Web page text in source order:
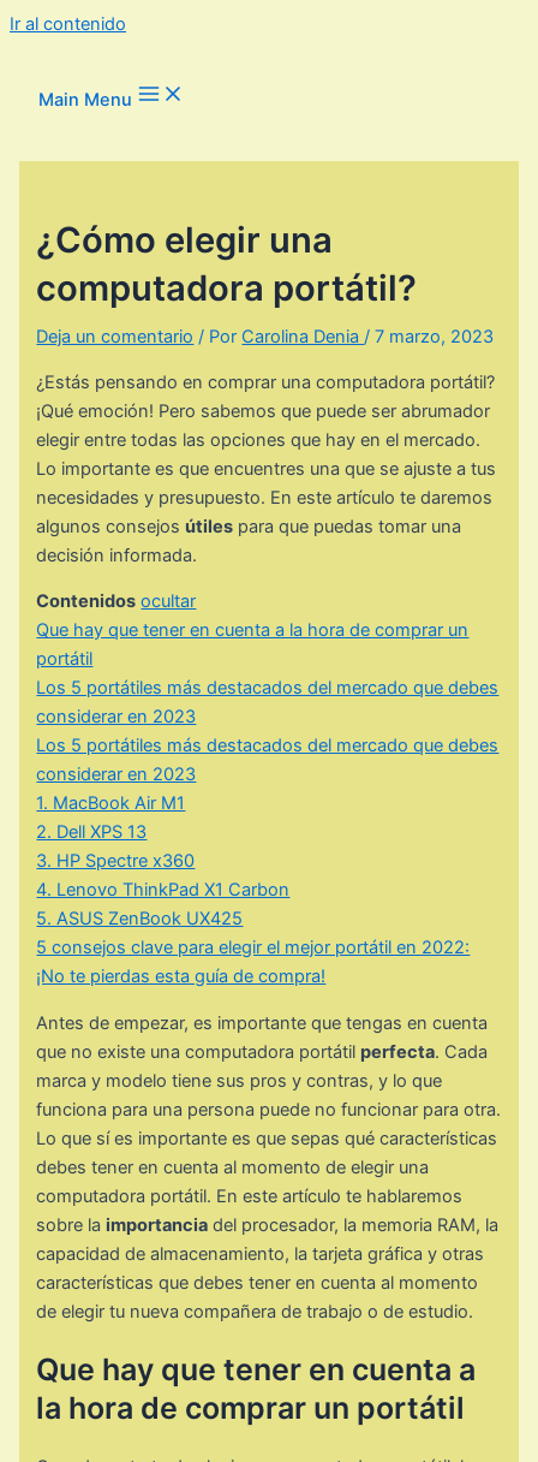
Ir al contenido
Main Menu
¿Cómo elegir una
computadora portátil?
Deja un comentario / Por Carolina Denia/7 marzo, 2023
¿Estás pensando en comprar una computadora portátil?
¡Qué emoción! Pero sabemos que puede ser abrumador
elegir entre todas las opciones que hay en el mercado.
Lo importante es que encuentres una que se ajuste a tus
necesidades y presupuesto. En este artículo te daremos
algunos consejos útiles para que puedas tomar una
decisión informada.
Contenidos ocultar
Que hay que tener en cuenta a la hora de comprar un
portátil
Los 5 portátiles más destacados del mercado que debes
considerar en 2023
Los 5 portátiles más destacados del mercado que debes
considerar en 2023
1. MacBook Air M1
2. Dell XPS 13
3. HP Spectre x360
4. Lenovo ThinkPad X1 Carbon
5. ASUS ZenBook UX425
5 consejos clave para elegir el mejor portátil en 2022:
¡No te pierdas esta guía de compra!
Antes de empezar, es importante que tengas en cuenta
que no existe una computadora portátil perfecta. Cada
marca y modelo tiene sus pros y contras, y lo que
funciona para una persona puede no funcionar para otra.
Lo que sí es importante es que sepas qué características
debes tener en cuenta al momento de elegir una
computadora portátil. En este artículo te hablaremos
sobre la importancia del procesador, la memoria RAM, la
capacidad de almacenamiento, la tarjeta gráfica y otras
características que debes tener en cuenta al momento
de elegir tu nueva compañera de trabajo o de estudio.
Que hay que tener en cuenta a
la hora de comprar un portátil